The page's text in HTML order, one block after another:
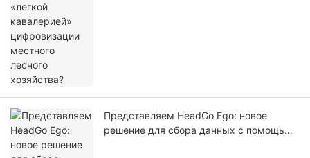
Представляем HeadGo Ego: новое
решение для сбора данных с помощью